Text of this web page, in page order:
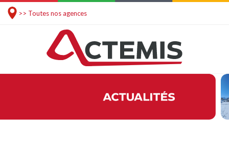
>> Toutes nos agences